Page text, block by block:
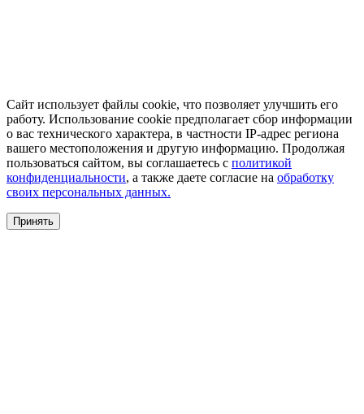
Сайт использует файлы cookie, что позволяет улучшить его
работу. Использование cookie предполагает сбор информации
о вас технического характера, в частности IP-адрес региона
вашего местоположения и другую информацию. Продолжая
пользоваться сайтом, вы соглашаетесь с политикой
конфиденциальности, а также даете согласие на обработку
своих персональных данных.
Принять